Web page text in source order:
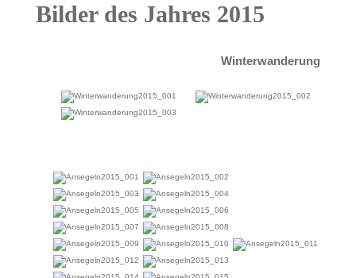
Bilder des Jahres 2015
Winterwanderung